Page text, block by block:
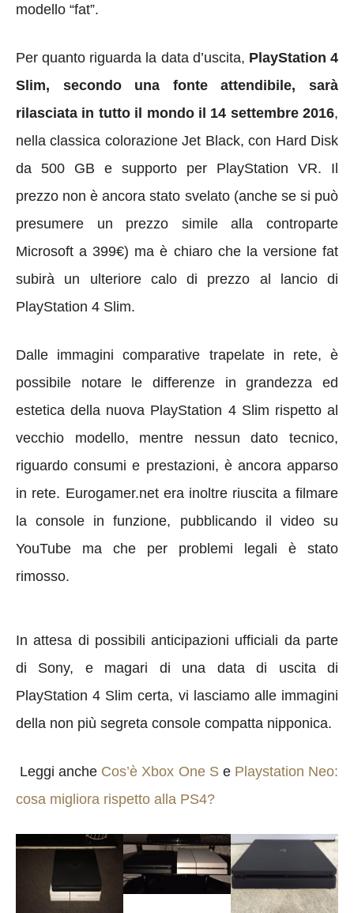
modello “fat”.
Per quanto riguarda la data d’uscita, PlayStation 4
Slim, secondo una fonte attendibile, sarà
rilasciata in tutto il mondo il 14 settembre 2016,
nella classica colorazione Jet Black, con Hard Disk
da 500 GB e supporto per PlayStation VR. Il
prezzo non è ancora stato svelato (anche se si può
presumere un prezzo simile alla controparte
Microsoft a 399€) ma è chiaro che la versione fat
subirà un ulteriore calo di prezzo al lancio di
PlayStation 4 Slim.
Dalle immagini comparative trapelate in rete, è
possibile notare le differenze in grandezza ed
estetica della nuova PlayStation 4 Slim rispetto al
vecchio modello, mentre nessun dato tecnico,
riguardo consumi e prestazioni, è ancora apparso
in rete. Eurogamer.net era inoltre riuscita a filmare
la console in funzione, pubblicando il video su
YouTube ma che per problemi legali è stato
rimosso.
In attesa di possibili anticipazioni ufficiali da parte
di Sony, e magari di una data di uscita di
PlayStation 4 Slim certa, vi lasciamo alle immagini
della non più segreta console compatta nipponica.
Leggi anche Cos’è Xbox One Se Playstation Neo:
cosa migliora rispetto alla PS4?